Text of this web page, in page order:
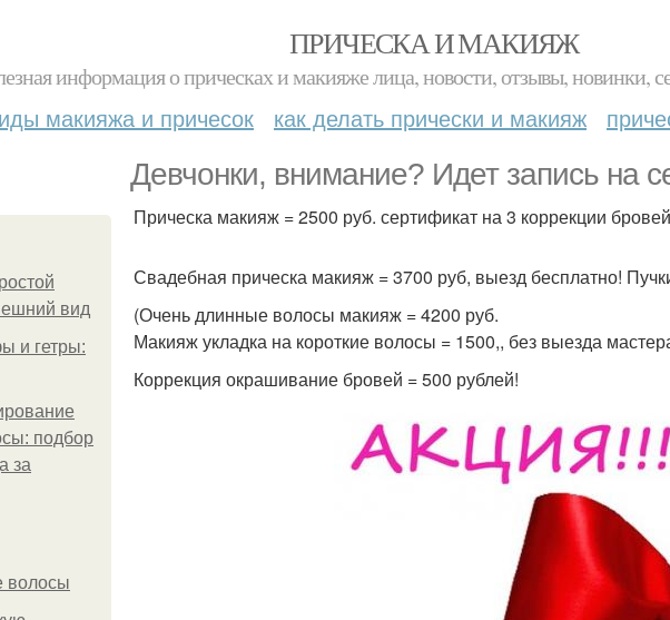
ПРИЧЕСКА И МАКИЯЖ
информация о прическах и макияже лица, новости, отзывы, новинки,
макияжа и причесок как делать прически и макияж
Девчонки, внимание? Идет запись на
вид
и гетры:
подбор
за
волосы
Прическа макияж = 2500 руб. сертификат на 3 коррекции
Свадебная прическа макияж = 3700 руб, выезд бесплатно!
(Очень длинные волосы макияж = 4200 руб.
Макияж укладка на короткие волосы = 1500,, без выезда
Коррекция окрашивание бровей = 500 рублей!